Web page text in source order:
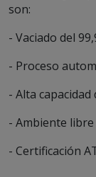
son:
- Vaciado del
- Proceso
- Alta capacidad
- Ambiente
- Certificación